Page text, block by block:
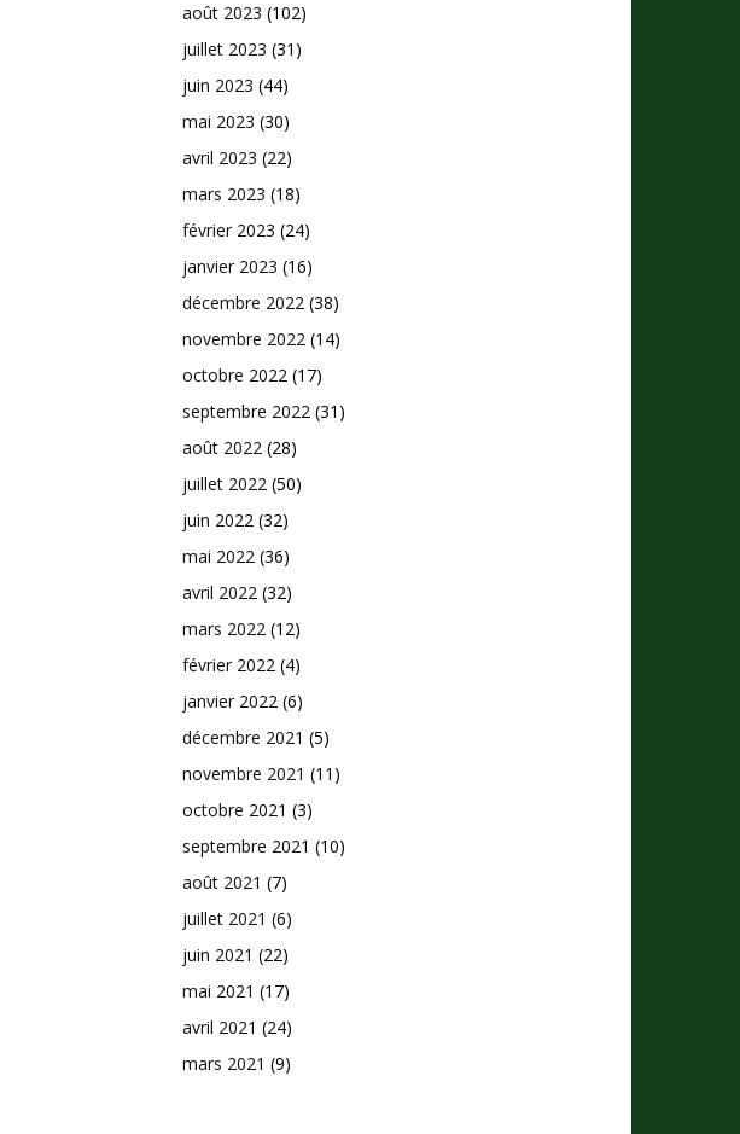
août 2023 (102)
juillet 2023 (31)
juin 2023 (44)
mai 2023 (30)
avril 2023 (22)
mars 2023 (18)
février 2023 (24)
janvier 2023 (16)
décembre 2022 (38)
novembre 2022 (14)
octobre 2022 (17)
septembre 2022 (31)
août 2022 (28)
juillet 2022 (50)
juin 2022 (32)
mai 2022 (36)
avril 2022 (32)
mars 2022 (12)
février 2022 (4)
janvier 2022 (6)
décembre 2021 (5)
novembre 2021 (11)
octobre 2021 (3)
septembre 2021 (10)
août 2021 (7)
juillet 2021 (6)
juin 2021 (22)
mai 2021 (17)
avril 2021 (24)
mars 2021 (9)